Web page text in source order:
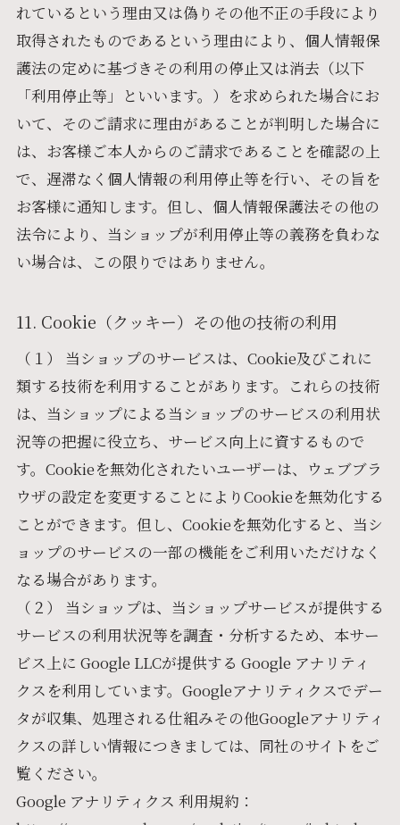
れているという理由又は偽りその他不正の手段により
取得されたものであるという理由により、個人情報保
護法の定めに基づきその利用の停止又は消去（以下
「利用停止等」といいます。）を求められた場合にお
いて、そのご請求に理由があることが判明した場合に
は、お客様ご本人からのご請求であることを確認の上
で、遅滞なく個人情報の利用停止等を行い、その旨を
お客様に通知します。但し、個人情報保護法その他の
法令により、当ショップが利用停止等の義務を負わな
い場合は、この限りではありません。
11. Cookie（クッキー）その他の技術の利用
（１） 当ショップのサービスは、Cookie及びこれに
類する技術を利用することがあります。これらの技術
は、当ショップによる当ショップのサービスの利用状
況等の把握に役立ち、サービス向上に資するもので
す。Cookieを無効化されたいユーザーは、ウェブブラ
ウザの設定を変更することによりCookieを無効化する
ことができます。但し、Cookieを無効化すると、当シ
ョップのサービスの一部の機能をご利用いただけなく
なる場合があります。
（２） 当ショップは、当ショップサービスが提供する
サービスの利用状況等を調査・分析するため、本サー
ビス上に Google LLCが提供する Google アナリティ
クスを利用しています。Googleアナリティクスでデー
タが収集、処理される仕組みその他Googleアナリティ
クスの詳しい情報につきましては、同社のサイトをご
覧ください。
Google アナリティクス 利用規約：